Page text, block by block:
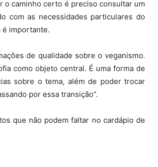
o caminho certo é preciso consultar um
com as necessidades particulares do
é importante.
de qualidade sobre o veganismo.
como objeto central. É uma forma de
sobre o tema, além de poder trocar
por essa transição”.
que não podem faltar no cardápio de